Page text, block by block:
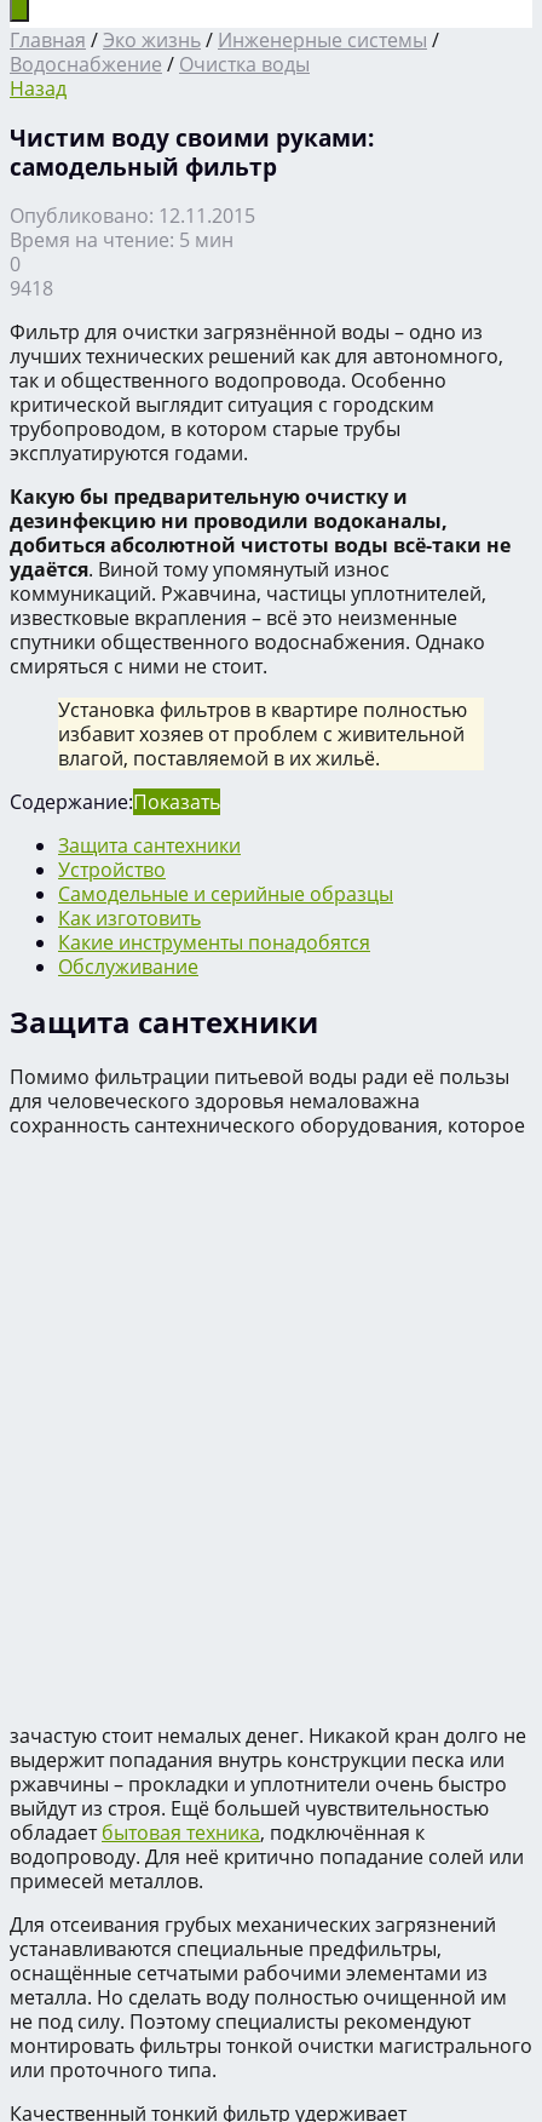
Главная /Эко жизнь/ Инженерные системы /
Водоснабжение / Очистка воды
Назад
Чистим воду своими руками:
самодельный фильтр
Опубликовано: 12.11.2015
Время на чтение: 5 мин
0
9418
Фильтр для очистки загрязнённой воды – одно из
лучших технических решений как для автономного,
так и общественного водопровода. Особенно
критической выглядит ситуация с городским
трубопроводом, в котором старые трубы
эксплуатируются годами.
Какую бы предварительную очистку и
дезинфекцию ни проводили водоканалы,
добиться абсолютной чистоты воды всё-таки не
удаётся. Виной тому упомянутый износ
коммуникаций. Ржавчина, частицы уплотнителей,
известковые вкрапления – всё это неизменные
спутники общественного водоснабжения. Однако
смиряться с ними не стоит.
Установка фильтров в квартире полностью
избавит хозяев от проблем с живительной
влагой, поставляемой в их жильё.
Содержание:Показать
Защита сантехники
Устройство
Самодельные и серийные образцы
Как изготовить
Какие инструменты понадобятся
Обслуживание
Защита сантехники
Помимо фильтрации питьевой воды ради её пользы
для человеческого здоровья немаловажна
сохранность сантехнического оборудования, которое
зачастую стоит немалых денег. Никакой кран долго не
выдержит попадания внутрь конструкции песка или
ржавчины – прокладки и уплотнители очень быстро
выйдут из строя. Ещё большей чувствительностью
обладаетбытовая техника, подключённая к
водопроводу. Для неё критично попадание солей или
примесей металлов.
Для отсеивания грубых механических загрязнений
устанавливаются специальные предфильтры,
оснащённые сетчатыми рабочими элементами из
металла. Но сделать воду полностью очищенной им
не под силу. Поэтому специалисты рекомендуют
монтировать фильтры тонкой очистки магистрального
или проточного типа.
Качественный тонкий фильтр удерживает